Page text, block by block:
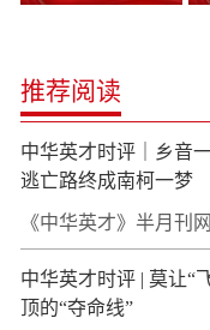
推荐阅读
中华英才时评｜乡音
逃亡路终成南柯一梦
《中华英才》半月刊网
中华英才时评 | 莫让“
顶的“夺命线”